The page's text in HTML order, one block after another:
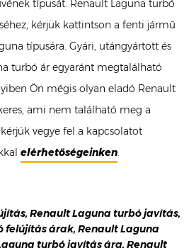
típusát. Renault Laguna turbó
kérjük kattintson a fenti jármű
típusára. Gyári, utángyártott és
turbó ár egyaránt megtalálható
Ön mégis olyan eladó Renault
ami nem található meg a
vegye fel a kapcsolatot
elérhetőségeinken.
Renault Laguna turbó javítás,
felújítás árak, Renault Laguna
turbó javítás ára, Renault